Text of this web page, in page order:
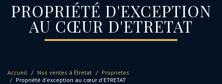
PROPRIÉTÉ D'EXCEPTION
AU CŒUR D'ETRETAT
Accueil Nos ventes à Étretat
Proprietes
Propriété d'exception au cœur d'ETRETAT